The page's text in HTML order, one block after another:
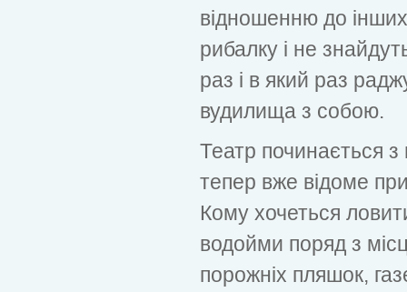
відношенню до
рибалку і не
раз і в який раз
вудилища з собою.
Театр починається з
тепер вже відоме
Кому хочеться
водойми поряд з
порожніх пляшок,